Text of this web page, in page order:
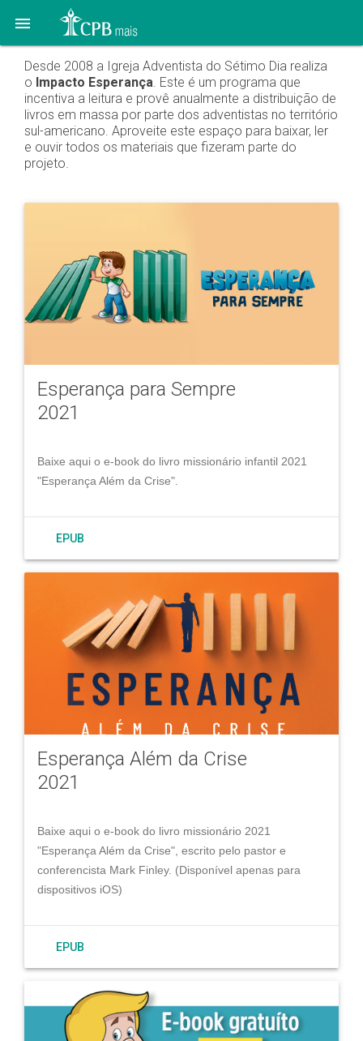

Desde 2008 a Igreja Adventista do Sétimo Dia realiza
o Impacto Esperança. Este é um programa que
incentiva a leitura e provê anualmente a distribuição de
livros em massa por parte dos adventistas no território
sul-americano. Aproveite este espaço para baixar, ler
e ouvir todos os materiais que fizeram parte do
projeto.
Esperança para Sempre
2021
Baixe aqui o e-book do livro missionário infantil 2021
"Esperança Além da Crise".
EPUB
Esperança Além da Crise
2021
Baixe aqui o e-book do livro missionário 2021
"Esperança Além da Crise", escrito pelo pastor e
conferencista Mark Finley. (Disponível apenas para
dispositivos iOS)
EPUB